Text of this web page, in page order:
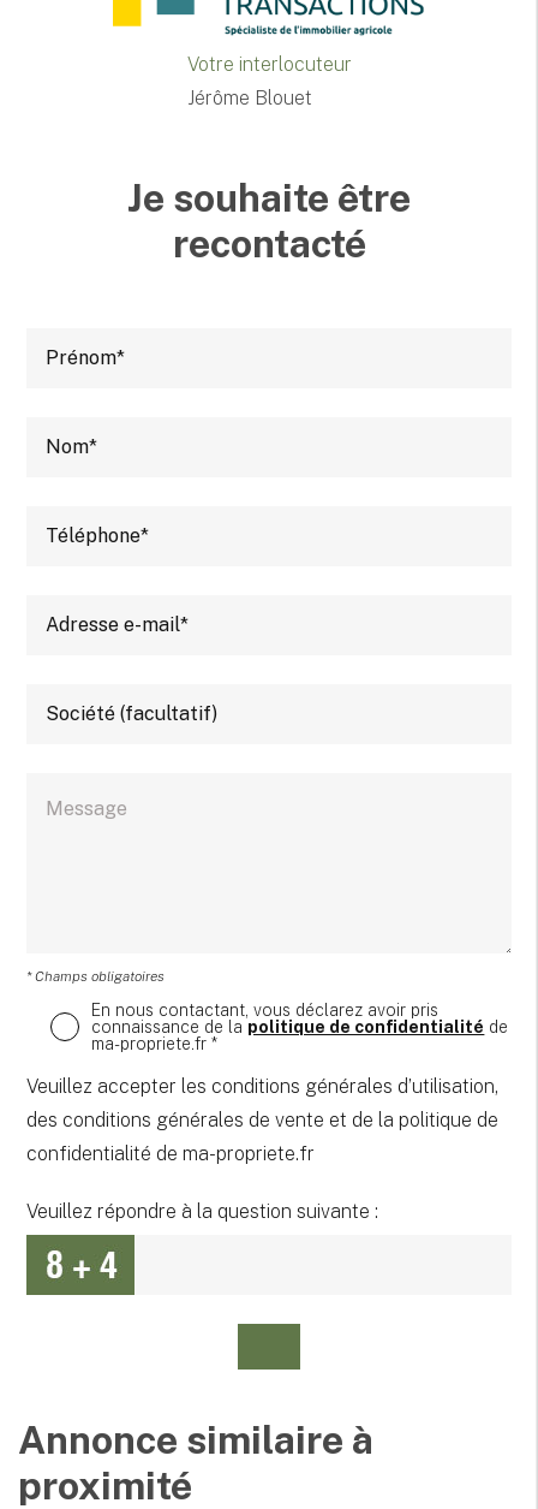
Votre interlocuteur
Jérôme Blouet
Je souhaite être
recontacté
* Champs obligatoires
En nous contactant, vous déclarez avoir pris
connaissance de la politique de confidentialité de
ma-propriete.fr *
Veuillez accepter les conditions générales d’utilisation,
des conditions générales de vente et de la politique de
confidentialité de ma-propriete.fr
Veuillez répondre à la question suivante :
Annonce similaire à
proximité